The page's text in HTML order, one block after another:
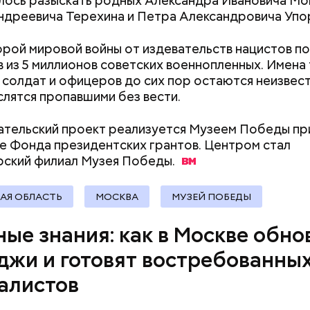
Терехина и Петра Александровича
мировой войны от издевательств нацистов
из 5 миллионов советских военнопленных. Имена
солдат и офицеров до сих пор остаются
пропавшими без вести.
проект реализуется Музеем Победы
Фонда президентских грантов. Центром стал
филиал Музея Победы.
ОБЛАСТЬ МОСКВА МУЗЕЙ ПОБЕДЫ
знания: как в Москве
и готовят
сегодня есть во всех отраслях городской
трети старшекурсников находят работу еще
прохождения производственной практики. А 95
выпускников успешно трудоустраиваются, —
здесь все устроено, послушав рассказы
не получить штраф
рублей от
претендовать и
документы